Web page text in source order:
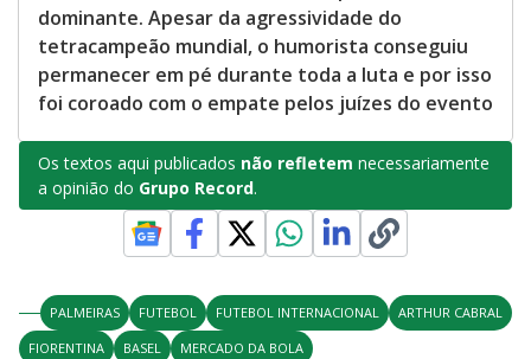
dominante. Apesar da agressividade do
tetracampeão mundial, o humorista conseguiu
permanecer em pé durante toda a luta e por isso
foi coroado com o empate pelos juízes do evento
Os textos aqui publicados não refletem necessariamente
a opinião do Grupo Record.
PALMEIRAS FUTEBOL FUTEBOL INTERNACIONAL
ARTHUR CABRAL
FIORENTINA
BASEL MERCADO DA BOLA